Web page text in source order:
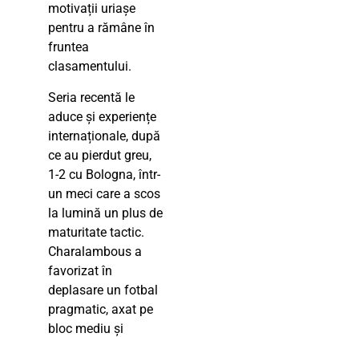
motivații uriașe
pentru a rămâne în
fruntea
clasamentului.
Seria recentă le
aduce și experiențe
internaționale, după
ce au pierdut greu,
1-2 cu Bologna, într-
un meci care a scos
la lumină un plus de
maturitate tactic.
Charalambous a
favorizat în
deplasare un fotbal
pragmatic, axat pe
bloc mediu și